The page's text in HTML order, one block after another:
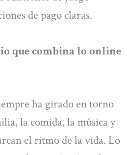
de pago claras.
que combina lo online
ha girado en torno
la comida, la música y
el ritmo de la vida. Lo